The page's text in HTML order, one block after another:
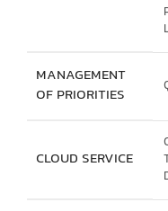
MANAGEMENT
OF PRIORITIES
CLOUD SERVICE